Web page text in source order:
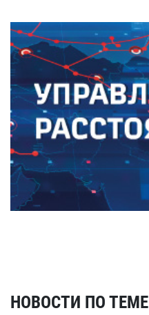
НОВОСТИ ПО ТЕМЕ